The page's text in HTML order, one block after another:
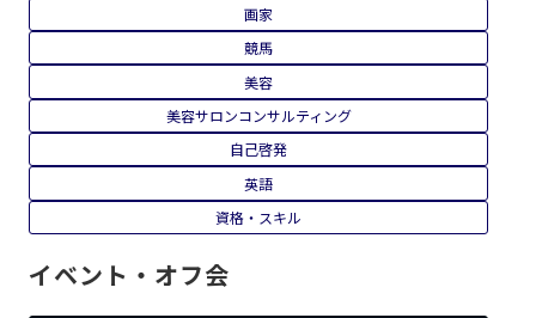
画家
競馬
美容
美容サロンコンサルティング
自己啓発
英語
資格・スキル
イベント・オフ会